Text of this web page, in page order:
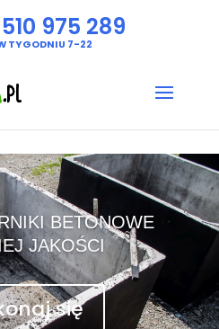
975 289
TYGODNIU 7-22
BETONOWE
JAKOŚCI
się